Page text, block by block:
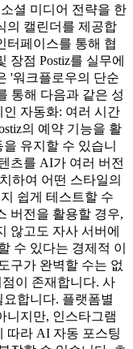
셜 미디어 전략을 한
의 캘린더를 제공합
터페이스를 통해 협
장점 Postiz를 실무에
'워크플로우의 단순
통해 다음과 같은 성
자동화: 여러 시간
의 예약 기능을 활
유지할 수 있습니
츠를 AI가 여러 버전
하여 어떤 스타일의
쉽게 테스트할 수
버전을 활용할 경우,
않고도 자사 서버에
수 있다는 경제적 이
구가 완벽할 수는 없
이 존재합니다. 사
합니다. 플랫폼별
니지만, 인스타그램
따라 AI 자동 포스팅